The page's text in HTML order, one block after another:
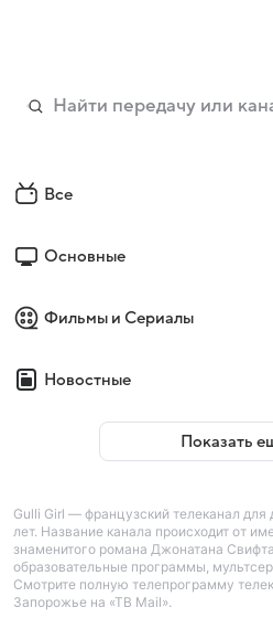
Все
Основные
Фильмы и Сериалы
Новостные
Показать
Gulli Girl — французский телеканал для
лет. Название канала происходит от
знаменитого романа Джонатана
образовательные программы,
Смотрите полную телепрограмму
Запорожье на «ТВ Mail».